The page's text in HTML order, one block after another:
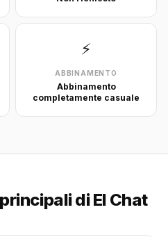
⚡
ABBINAMENTO
Abbinamento
completamente casuale
di El Chat